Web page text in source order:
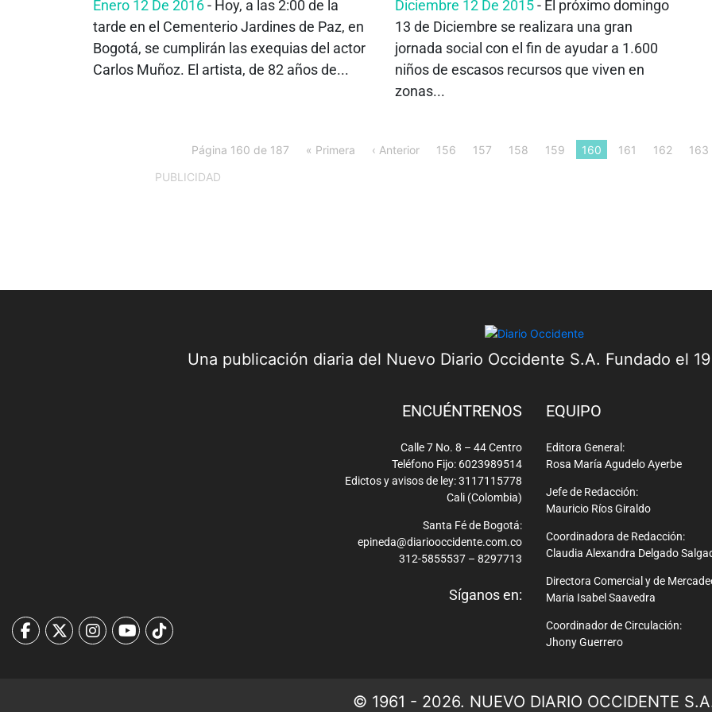
Enero 12 De 2016- Hoy, a las 2:00 de la
tarde en el Cementerio Jardines de Paz, en
Bogotá, se cumplirán las exequias del actor
Carlos Muñoz. El artista, de 82 años de...
Diciembre 12 De 2015- El próximo domingo
13 de Diciembre se realizara una gran
jornada social con el fin de ayudar a 1.600
niños de escasos recursos que viven en
zonas...
Página 160 de 187 « Primera ‹ Anterior 156 157 158 159 160 161 162 163
PUBLICIDAD
Una publicación diaria del Nuevo Diario Occidente S.A. Fundado el
ENCUÉNTRENOS
Calle 7 No. 8 – 44 Centro
Teléfono Fijo: 6023989514
Edictos y avisos de ley: 3117115778
Cali (Colombia)
Santa Fé de Bogotá:
epineda@diariooccidente.com.co
312-5855537 – 8297713
Síganos en:
EQUIPO
Editora General:
Rosa María Agudelo Ayerbe
Jefe de Redacción:
Mauricio Ríos Giraldo
Coordinadora de Redacción:
Claudia Alexandra Delgado
Directora Comercial y de
Maria Isabel Saavedra
Coordinador de Circulación:
Jhony Guerrero
© 1961 - 2026. NUEVO DIARIO OCCIDENTE